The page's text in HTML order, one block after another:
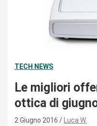
TECH NEWS
Le migliori
ottica di
2 Giugno 2016 Luca W.